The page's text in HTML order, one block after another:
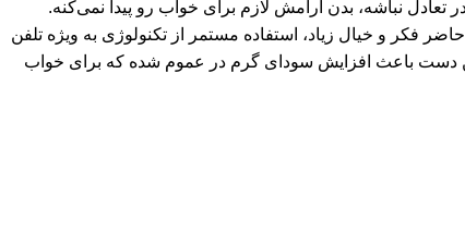
نباشه، بدن آرامش لازم برای خواب رو پیدا نمی‌کنه.
فکر و خیال زیاد، استفاده مستمر از تکنولوژی به ویژه تلفن
دست باعث افزایش سودای گرم در عموم شده که برای خواب